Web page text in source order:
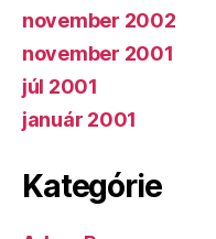
november 2002
november 2001
júl 2001
január 2001
Kategórie